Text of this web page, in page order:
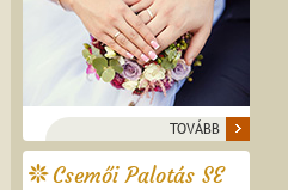
TOVÁBB
Csemői Palotás SE